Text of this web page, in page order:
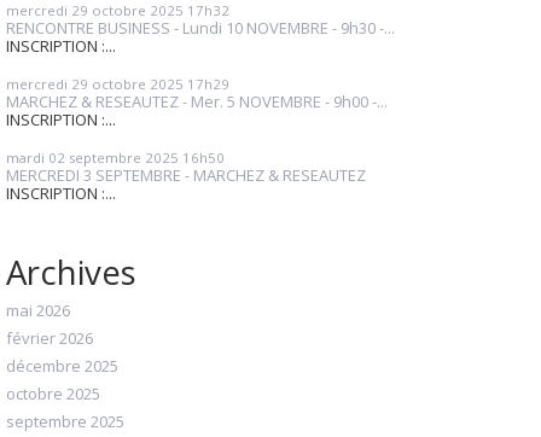
mercredi 29 octobre 2025 17h32
RENCONTRE BUSINESS - Lundi 10 NOVEMBRE - 9h30 -...
INSCRIPTION :...
mercredi 29 octobre 2025 17h29
MARCHEZ & RESEAUTEZ - Mer. 5 NOVEMBRE - 9h00 -...
INSCRIPTION :...
mardi 02 septembre 2025 16h50
MERCREDI 3 SEPTEMBRE - MARCHEZ & RESEAUTEZ
INSCRIPTION :...
Archives
mai 2026
février 2026
décembre 2025
octobre 2025
septembre 2025